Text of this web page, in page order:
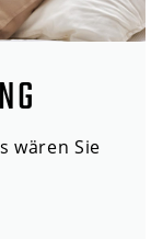
wären Sie